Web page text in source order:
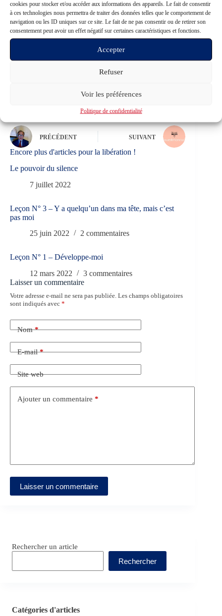
cookies pour stocker et/ou accéder aux informations des appareils. Le fait de consentir
à ces technologies nous permettra de traiter des données telles que le comportement de
navigation ou les ID uniques sur ce site. Le fait de ne pas consentir ou de retirer son
consentement peut avoir un effet négatif sur certaines caractéristiques et fonctions.
Accepter
Refuser
Voir les préférences
Politique de confidentialité
Partager l'article sur les réseaux pour contribuer à la
diffusion de l'information :
PRÉCÉDENT SUIVANT
Encore plus d'articles pour la libération !
Le pouvoir du silence
7 juillet 2022
Leçon N° 3 – Y a quelqu’un dans ma tête, mais c’est
pas moi
25 juin 2022
2 commentaires
Leçon N° 1 – Développe-moi
12 mars 2022
3 commentaires
Laisser un commentaire
Votre adresse e-mail ne sera pas publiée. Les champs obligatoires
sont indiqués avec *
Nom*
E-mail*
Site web
Ajouter un commentaire *
Laisser un commentaire
Rechercher un article
Rechercher
Catégories d'articles